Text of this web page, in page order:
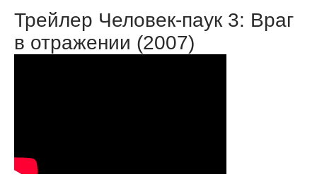
Трейлер Человек-паук 3: Враг
в отражении (2007)